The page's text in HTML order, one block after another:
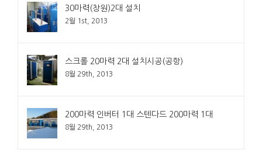
30마력(창원)2대 설치
2월 1st, 2013
스크롤 20마력 2대 설치시공(공항)
8월 29th, 2013
200마력 인버터 1대 스텐다드 200마력 1대
8월 29th, 2013